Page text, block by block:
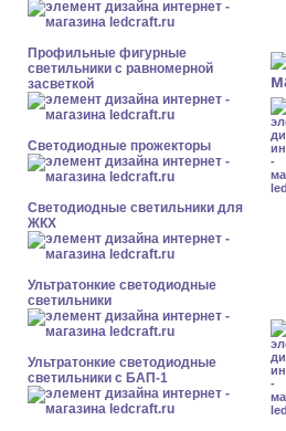
Профильные фигурные
светильники с равномерной
засветкой
Светодиодные прожекторы
Светодиодные светильники для
ЖКХ
Ультратонкие светодиодные
светильники
Ультратонкие светодиодные
светильники с БАП-1